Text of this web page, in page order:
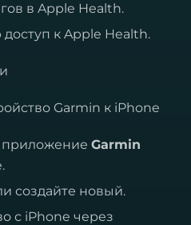
в Apple Health.
к Apple Health.
Garmin к iPhone
приложение Garmin
создайте новый.
с iPhone через